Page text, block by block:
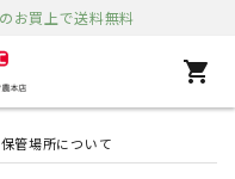
お買上で送料無料
shopping_cart
管場所について